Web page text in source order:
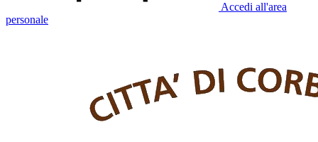
Accedi all'area
personale